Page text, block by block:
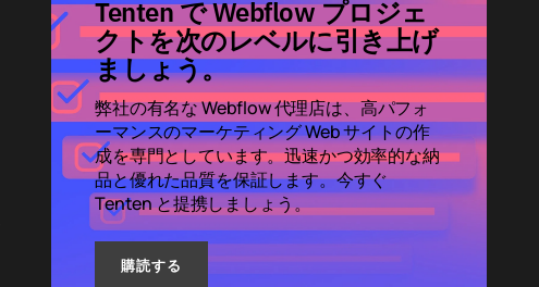
Tenten で Webflow プロジェ
クトを次のレベルに引き上げ
ましょう。
弊社の有名な Webflow 代理店は、高パフォ
ーマンスのマーケティング Web サイトの作
成を専門としています。迅速かつ効率的な納
品と優れた品質を保証します。今すぐ
Tenten と提携しましょう。
購読する